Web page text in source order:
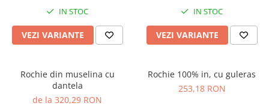
IN STOC
VEZI VARIANTE
IN STOC
VEZI VARIANTE
Rochie din muselina cu
dantela
de la 320,29 RON
Rochie 100% in, cu guleras
253,18 RON